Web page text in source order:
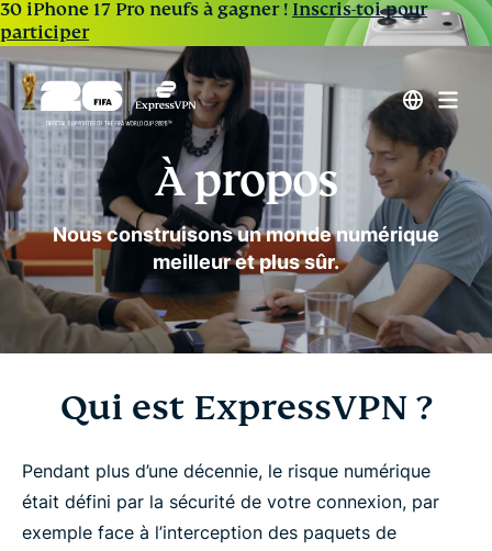
30 iPhone 17 Pro neufs à gagner ! Inscris-toi pour
participer
À propos
Nous construisons un monde numérique
meilleur et plus sûr.
Qui est ExpressVPN ?
Pendant plus d’une décennie, le risque numérique
était défini par la sécurité de votre connexion, par
exemple face à l’interception des paquets de